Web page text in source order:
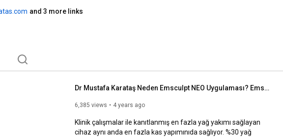
and 3 more links
Dr Mustafa Karataş Neden Emsculpt NEO Uygulaması? Emsculpt NEO Nedir?
6,385 views 4 years ago
Klinik çalışmalar ile kanıtlanmış en fazla yağ yakımı sağlayan
cihaz aynı anda en fazla kas yapımınıda sağlıyor. %30 yağ